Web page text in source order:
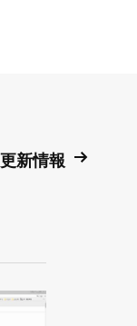
新情報